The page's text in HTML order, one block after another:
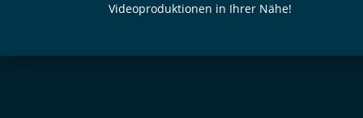
Videoproduktionen in Ihrer Nähe!